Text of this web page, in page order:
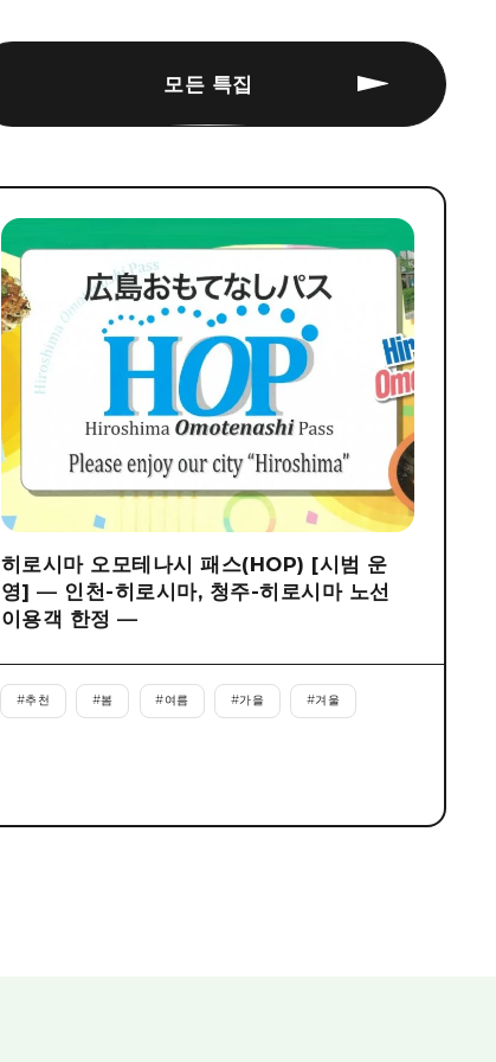
모든 특집
히로시마 오모테나시 패스(HOP) [시범 운
영] ― 인천-히로시마, 청주-히로시마 노선
이용객 한정 ―
#추천 #봄 #여름 #가을 #겨울